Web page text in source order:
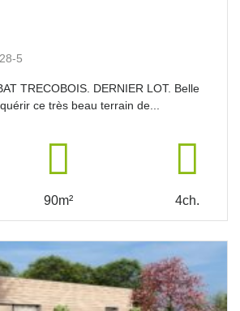
5
TRECOBOIS. DERNIER LOT. Belle
ce très beau terrain de...
90m² 4ch.